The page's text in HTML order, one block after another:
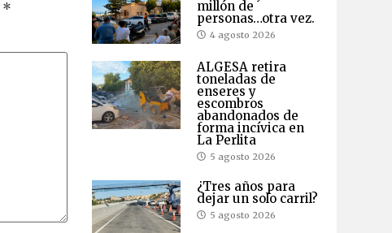
*
millón de
personas…otra vez.
4 agosto 2026
ALGESA retira
toneladas de
enseres y
escombros
abandonados de
forma incívica en
La Perlita
5 agosto 2026
¿Tres años para
dejar un solo carril?
5 agosto 2026